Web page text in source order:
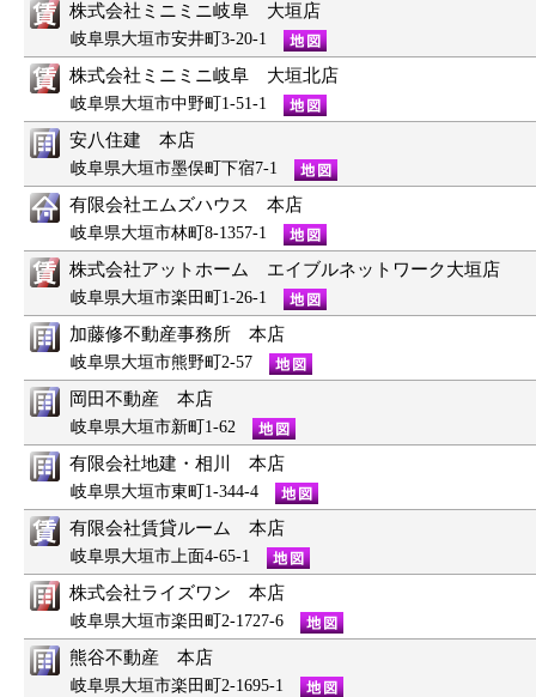
株式会社ミニミニ岐阜 大垣店
岐阜県大垣市安井町3-20-1
株式会社ミニミニ岐阜 大垣北店
岐阜県大垣市中野町1-51-1
安八住建 本店
岐阜県大垣市墨俣町下宿7-1
有限会社エムズハウス 本店
岐阜県大垣市林町8-1357-1
株式会社アットホーム エイブルネットワーク大垣店
岐阜県大垣市楽田町1-26-1
加藤修不動産事務所 本店
岐阜県大垣市熊野町2-57
岡田不動産 本店
岐阜県大垣市新町1-62
有限会社地建・相川 本店
岐阜県大垣市東町1-344-4
有限会社賃貸ルーム 本店
岐阜県大垣市上面4-65-1
株式会社ライズワン 本店
岐阜県大垣市楽田町2-1727-6
熊谷不動産 本店
岐阜県大垣市楽田町2-1695-1